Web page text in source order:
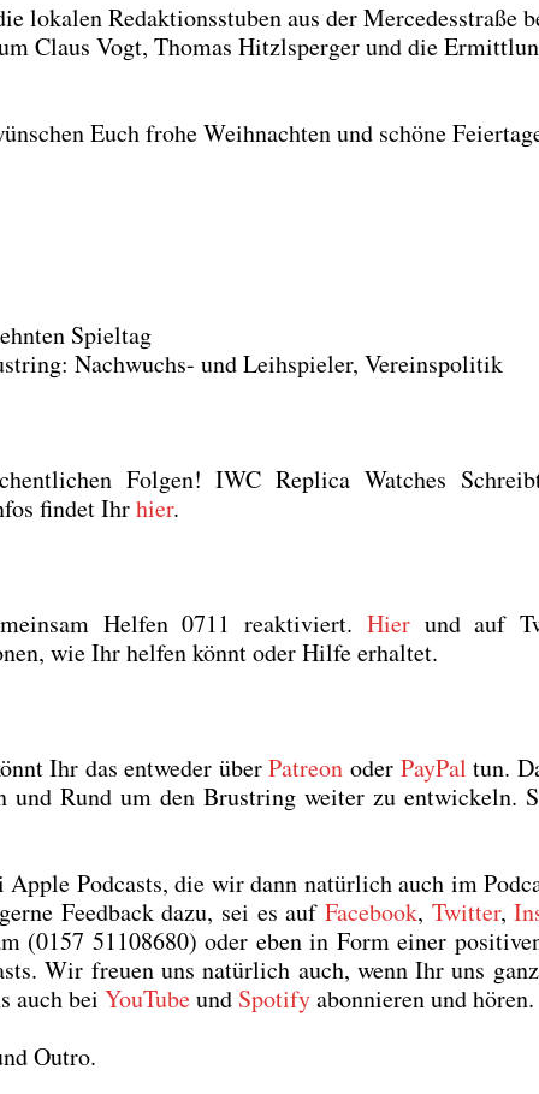
loka­len Redak­ti­ons­stu­ben aus der Mer­ce­des­stra­ße
Claus Vogt, Tho­mas Hitzl­sper­ger und die
Euch fro­he Weih­nach­ten und schö­ne
Spiel­tag
Nach­wuchs- und Leih­spie­ler, Ver­eins­po­li­tik
Fol­gen!IWC Repli­ca Wat­ches
fin­det Ihrhier.
Hel­fen 0711 reak­ti­viert. Hierund auf
wie Ihr hel­fen könnt oder Hil­fe erhal­tet.
Ihr das ent­we­der überPatre­on oder Pay­Pal tun.
und Rund um den Brust­ring wei­ter zu ent­wi­ckeln.
Pod­casts, die wir dann natür­lich auch im
Feed­back dazu, sei es auf Face­book, Twit­ter,
(0157 51108680) oder eben in Form einer
Wir freu­en uns natür­lich auch, wenn Ihr uns
auch bei You­Tubeund Spo­ti­fyabon­nie­ren und hören.
Out­ro.